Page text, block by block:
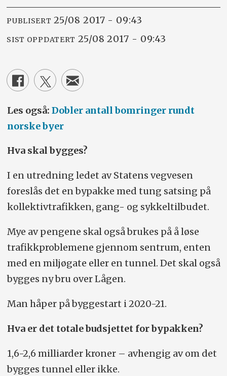
PUBLISERT 25/08 2017 - 09:43
SIST OPPDATERT 25/08 2017 - 09:43
Les også: Dobler antall bomringer rundt
norske byer
Hva skal bygges?
I en utredning ledet av Statens vegvesen
foreslås det en bypakke med tung satsing på
kollektivtrafikken, gang- og sykkeltilbudet.
Mye av pengene skal også brukes på å løse
trafikkproblemene gjennom sentrum, enten
med en miljøgate eller en tunnel. Det skal også
bygges ny bru over Lågen.
Man håper på byggestart i 2020-21.
Hva er det totale budsjettet for bypakken?
1,6-2,6 milliarder kroner – avhengig av om det
bygges tunnel eller ikke.